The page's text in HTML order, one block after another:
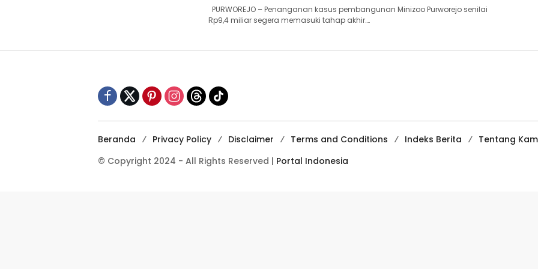
PURWOREJO – Penanganan kasus pembangunan Minizoo Purworejo senilai
Rp9,4 miliar segera memasuki tahap akhir….
Beranda Privacy Policy Disclaimer Terms and Conditions Indeks Berita
Tentang
© Copyright 2024 - All Rights Reserved | Portal Indonesia